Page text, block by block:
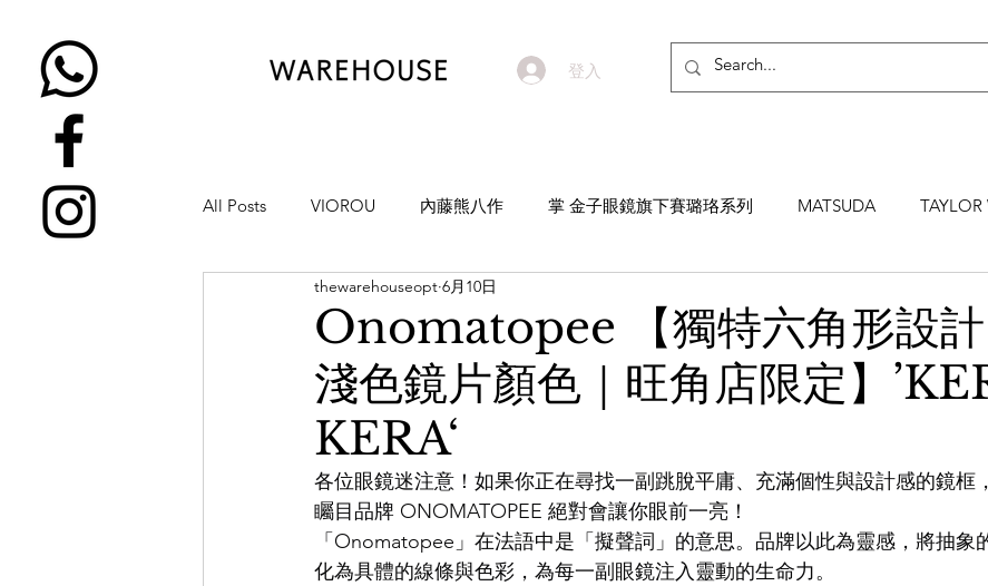
登入
All Posts VIOROU 內藤熊八作 掌 金子眼鏡旗下賽璐珞系列 MATSUDA TAYLOR
NATIVE SONS
YUICHI TOYAMA KAMEMANNEN MYKITA MOSCOT ZEISS MASAHIRO
H-FUSION JULIUS TART OPTICAL AKIRA AND SONS DITA 10EYEVAN
OG X OLIVER GOLDSMITH LUNOR 杉本圭 OLVER PEOPLES
Onomatopee 【獨特六角形設計
淺色鏡片顏色｜旺角店限定】
KERA‘
thewarehouseopt 6月10日
各位眼鏡迷注意！如果你正在尋找一副跳脫平庸、充滿個性與設計感的鏡框
矚目品牌 ONOMATOPEE 絕對會讓你眼前一亮！
「Onomatopee」在法語中是「擬聲詞」的意思。品牌以此為靈感，將抽象
化為具體的線條與色彩，為每一副眼鏡注入靈動的生命力。